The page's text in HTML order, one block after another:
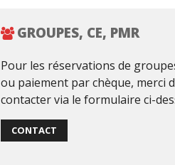
GROUPES, CE, PMR
Pour les réservations de
ou paiement par chèque, merci
contacter via le formulaire ci-
CONTACT